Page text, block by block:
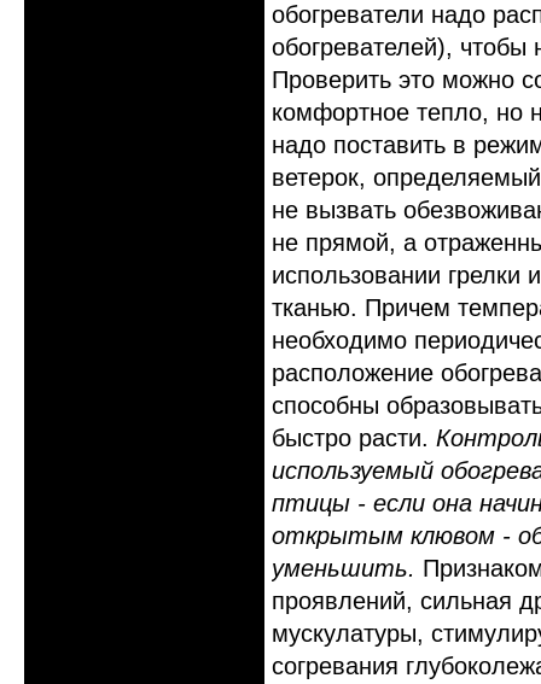
обогреватели надо
обогревателей),
Проверить это можно
комфортное тепло, но
надо поставить в
ветерок,
не вызвать
не прямой, а
использовании грелки
тканью. Причем
необходимо
расположение
способны
быстро расти.
используемый
птицы - если она
открытым клювом -
уменьшить.
проявлений, сильная
мускулатуры,
согревания